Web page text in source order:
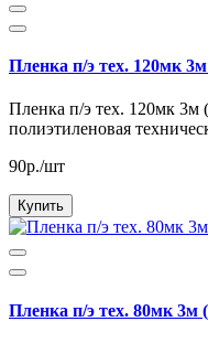
Пленка п/э тех. 120мк
Пленка п/э тех. 120мк 3м
полиэтиленовая
90р./шт
Купить
Пленка п/э тех. 80мк 3м